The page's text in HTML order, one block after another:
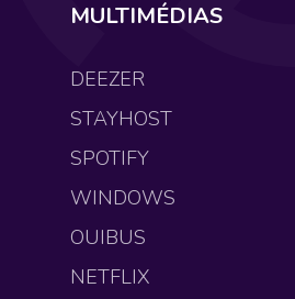
MULTIMÉDIAS
DEEZER
STAYHOST
SPOTIFY
WINDOWS
OUIBUS
NETFLIX